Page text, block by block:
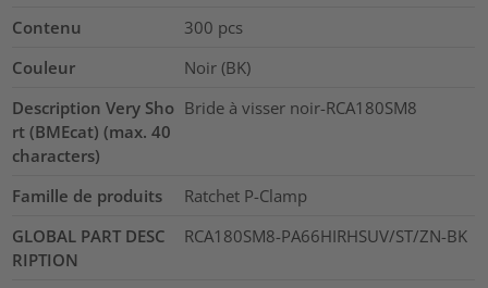
Contenu
300 pcs
Couleur
Noir (BK)
Description Very Sho
rt (BMEcat) (max. 40
characters)
Bride à visser noir-RCA180SM8
Famille de produits
Ratchet P-Clamp
GLOBAL PART DESC
RIPTION
RCA180SM8-PA66HIRHSUV/ST/ZN-BK